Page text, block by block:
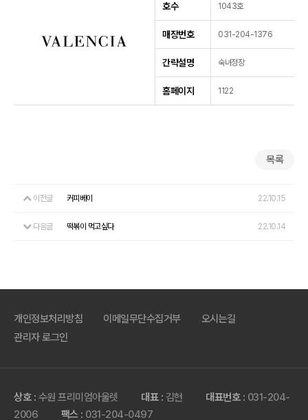
호수 1043호
매장번호 031-204-1376
간략설명 숙녀정장
홈페이지 1122
목록
이전글 커피베이 22.10.15
다음글 떡볶이 먹고싶다 22.10.14
개인정보처리방침 이메일무단수집거부
오시는길
관리자 로그인
상호 : 수원 프리미엄아울렛 대표 : 김현 대표번호 : 031-204-
2006
팩스 : 031-204-0497